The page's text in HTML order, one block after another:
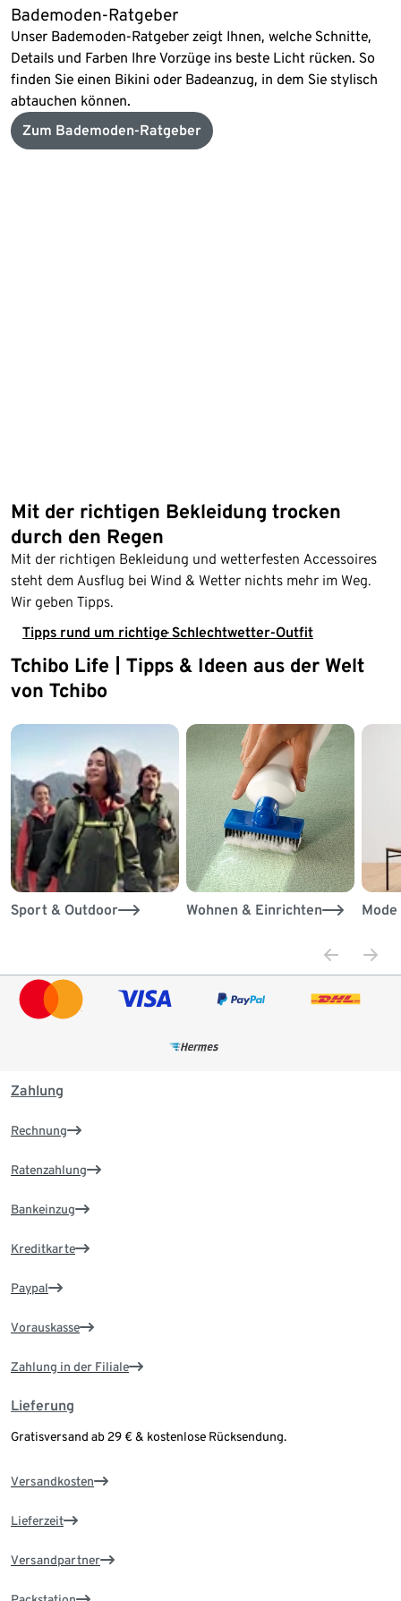
Bademoden-Ratgeber
Unser Bademoden-Ratgeber zeigt Ihnen, welche Schnitte,
Details und Farben Ihre Vorzüge ins beste Licht rücken. So
finden Sie einen Bikini oder Badeanzug, in dem Sie stylisch
abtauchen können.
Zum Bademoden-Ratgeber
Mit der richtigen Bekleidung trocken
durch den Regen
Mit der richtigen Bekleidung und wetterfesten Accessoires
steht dem Ausflug bei Wind & Wetter nichts mehr im Weg.
Wir geben Tipps.
Tipps rund um richtige Schlechtwetter-Outfit
Tchibo Life | Tipps & Ideen aus der Welt
von Tchibo
Sport & Outdoor Wohnen & Einrichten
Ende der Auflistung
Zahlung
Rechnung
Ratenzahlung
Bankeinzug
Kreditkarte
Paypal
Vorauskasse
Zahlung in der Filiale
Lieferung
Gratisversand ab 29 € & kostenlose Rücksendung.
Versandkosten
Lieferzeit
Versandpartner